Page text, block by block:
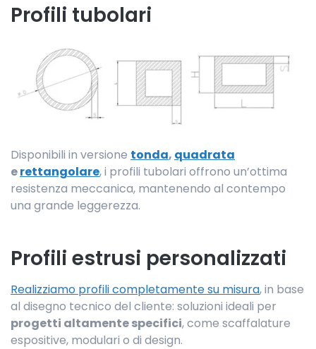
Profili tubolari
Disponibili in versione tonda, quadrata
erettangolare, i profili tubolari offrono un’ottima
resistenza meccanica, mantenendo al contempo
una grande leggerezza.
Profili estrusi personalizzati
Realizziamo profili completamente su misura, in base
al disegno tecnico del cliente: soluzioni ideali per
progetti altamente specifici, come scaffalature
espositive, modulari o di design.